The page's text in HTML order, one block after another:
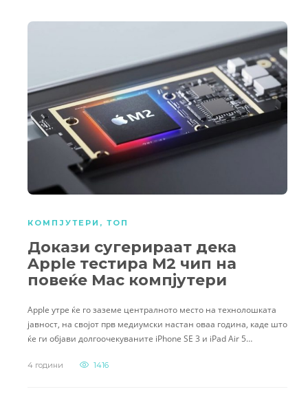
КОМПЈУТЕРИ , ТОП
Докази сугерираат дека
Apple тестира M2 чип на
повеќе Mac компјутери
Apple утре ќе го заземе централното место на технолошката
јавност, на својот прв медиумски настан оваа година, каде што
ќе ги објави долгоочекуваните iPhone SE 3 и iPad Air 5…
4 години 1416